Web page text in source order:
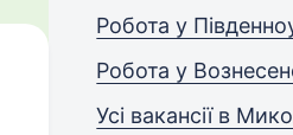
Робота у
Робота у
Усі вакансії в